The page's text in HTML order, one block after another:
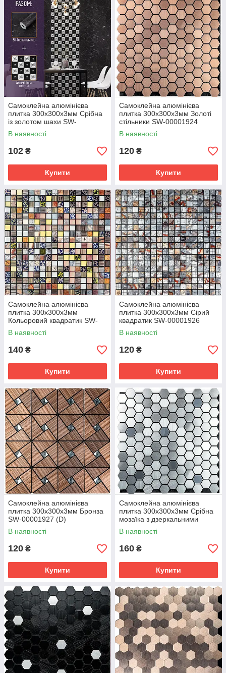
Самоклейна алюмінієва
плитка 300х300х3мм Срібна
із золотом шахи SW-
00001827
В наявності
102 ₴
Купити
Самоклейна алюмінієва
плитка 300х300х3мм Золоті
стільники SW-00001924
В наявності
120 ₴
Купити
Самоклейна алюмінієва
плитка 300х300х3мм
Кольоровий квадратик SW-
00001925
В наявності
140 ₴
Купити
Самоклейна алюмінієва
плитка 300х300х3мм Сірий
квадратик SW-00001926
В наявності
120 ₴
Купити
Самоклейна алюмінієва
плитка 300х300х3мм Бронза
SW-00001927 (D)
В наявності
120 ₴
Купити
Самоклейна алюмінієва
плитка 300х300х3мм Срібна
мозаїка з дзеркальними
вставками SW-00001928
В наявності
160 ₴
Купити